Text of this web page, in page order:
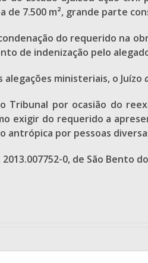
de 7.500 m², grande parte
do requerido na
de indenização pelo
ministeriais, o Juízo
Tribunal por ocasião do
exigir do requerido a
por pessoas
2013.007752-0, de São